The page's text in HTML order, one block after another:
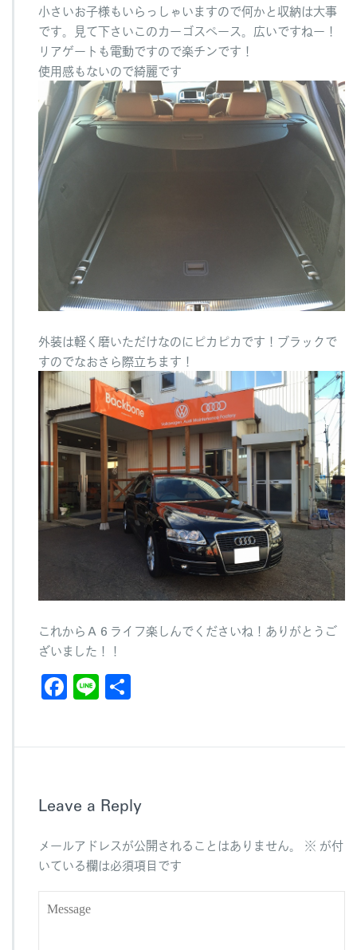
小さいお子様もいらっしゃいますので何かと収納は大事
です。見て下さいこのカーゴスペース。広いですねー！
リアゲートも電動ですので楽チンです！
使用感もないので綺麗です
外装は軽く磨いただけなのにピカピカです！ブラックで
すのでなおさら際立ちます！
これからＡ６ライフ楽しんでくださいね！ありがとうご
ざいました！！
F
o
o
k
Li
Leave a Reply
メールアドレスが公開されることはありません。 ※ が付
いている欄は必須項目です